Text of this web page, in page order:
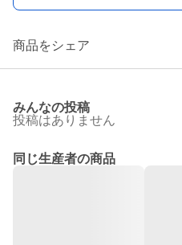
商品をシェア
みんなの投稿
投稿はありません
同じ生産者の商品